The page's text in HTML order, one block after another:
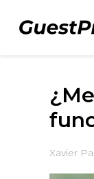
Xavier